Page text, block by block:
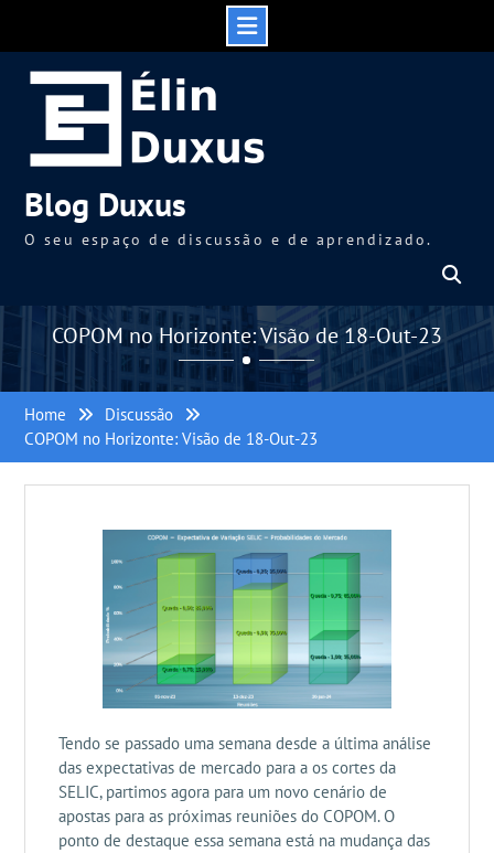
Blog Duxus
O seu espaço de discussão e de aprendizado.
COPOM no Horizonte: Visão de 18-Out-23
Home
Discussão
COPOM no Horizonte: Visão de 18-Out-23
Tendo se passado uma semana desde a última análise
das expectativas de mercado para a os cortes da
SELIC, partimos agora para um novo cenário de
apostas para as próximas reuniões do COPOM. O
ponto de destaque essa semana está na mudança das